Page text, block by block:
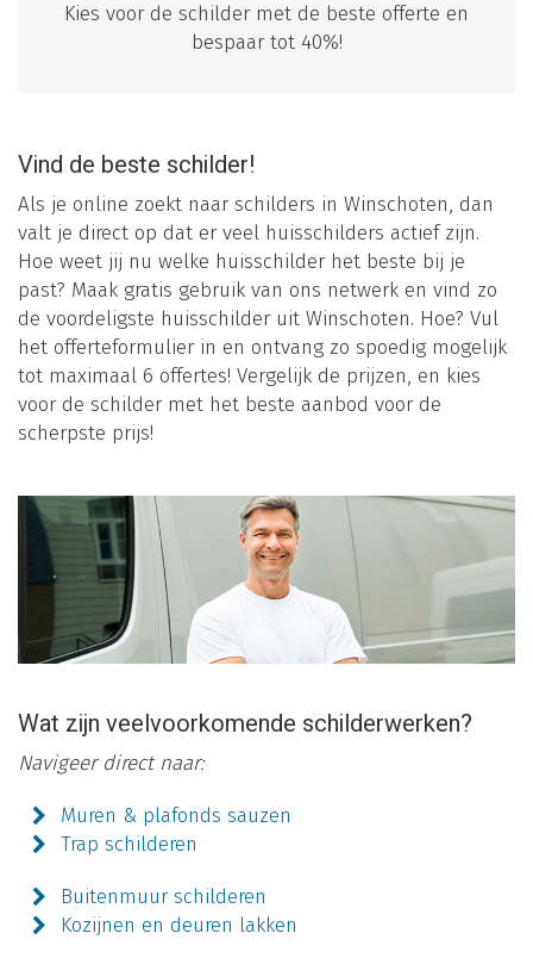
Kies voor de schilder met de beste offerte en
bespaar tot 40%!
Vind de beste schilder!
Als je online zoekt naar schilders in Winschoten, dan
valt je direct op dat er veel huisschilders actief zijn.
Hoe weet jij nu welke huisschilder het beste bij je
past? Maak gratis gebruik van ons netwerk en vind zo
de voordeligste huisschilder uit Winschoten. Hoe? Vul
het offerteformulier in en ontvang zo spoedig mogelijk
tot maximaal 6 offertes! Vergelijk de prijzen, en kies
voor de schilder met het beste aanbod voor de
scherpste prijs!
Wat zijn veelvoorkomende schilderwerken?
Navigeer direct naar:
Muren & plafonds sauzen
Trap schilderen
Buitenmuur schilderen
Kozijnen en deuren lakken